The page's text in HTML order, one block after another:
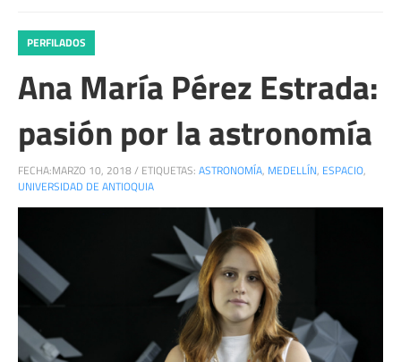
PERFILADOS
Ana María Pérez Estrada:
pasión por la astronomía
FECHA:MARZO 10, 2018/ ETIQUETAS: ASTRONOMÍA, MEDELLÍN, ESPACIO,
UNIVERSIDAD DE ANTIOQUIA